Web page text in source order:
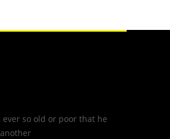
ever so old or poor that he